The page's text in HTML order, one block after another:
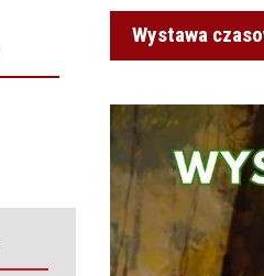
Wystawa